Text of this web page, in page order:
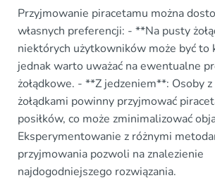
Przyjmowanie piracetamu można
własnych preferencji: - **Na pusty
niektórych użytkowników może być to
jednak warto uważać na ewentualne
żołądkowe. - **Z jedzeniem**: Osoby
żołądkami powinny przyjmować
posiłków, co może zminimalizować
Eksperymentowanie z różnymi
przyjmowania pozwoli na znalezienie
najdogodniejszego rozwiązania.